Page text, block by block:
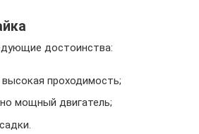
достоинства:
проходимость;
мощный двигатель;